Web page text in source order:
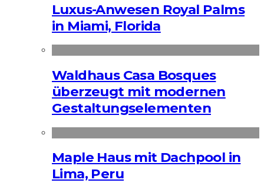
Luxus-Anwesen Royal Palms
in Miami, Florida
Waldhaus Casa Bosques
überzeugt mit modernen
Gestaltungselementen
Maple Haus mit Dachpool in
Lima, Peru